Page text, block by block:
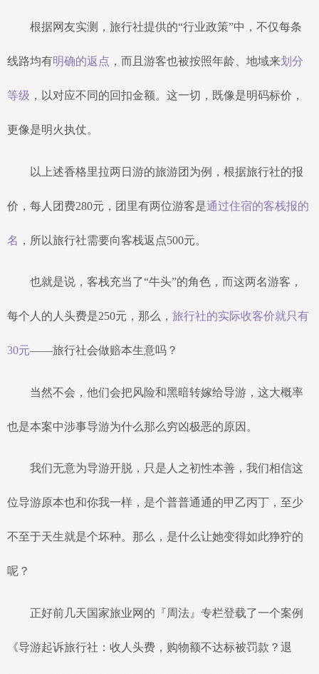
根据网友实测，旅行社提供的“行业政策”中，不仅每条
线路均有明确的返点 ，而且游客也被按照年龄、地域来划分
等级 ，以对应不同的回扣金额。这一切，既像是明码标价，
更像是明火执仗。
以上述香格里拉两日游的旅游团为例，根据旅行社的报
价，每人团费280元，团里有两位游客是通过住宿的客栈报的
名 ，所以旅行社需要向客栈返点500元。
也就是说，客栈充当了“牛头”的角色，而这两名游客，
每个人的人头费是250元，那么， 旅行社的实际收客价就只有
30元——旅行社会做赔本生意吗？
当然不会，他们会把风险和黑暗转嫁给导游，这大概率
也是本案中涉事导游为什么那么穷凶极恶的原因。
我们无意为导游开脱，只是人之初性本善，我们相信这
位导游原本也和你我一样，是个普普通通的甲乙丙丁，至少
不至于天生就是个坏种。那么，是什么让她变得如此狰狞的
呢？
正好前几天国家旅业网的『周法』专栏登载了一个案例
《导游起诉旅行社：收人头费，购物额不达标被罚款？退